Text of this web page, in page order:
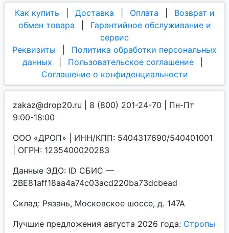
Как купить Доставка Оплата
Возврат и
обмен товара
Гарантийное обслуживание и
сервис
Реквизиты
Политика обработки персональных
данных
Пользовательское соглашение
Соглашение о конфиденциальности
zakaz@drop20.ru | 8 (800) 201-24-70 | Пн-Пт
9:00-18:00
ООО «ДРОП» | ИНН/КПП: 5404317690/540401001
| ОГРН: 1235400020283
Данные ЭДО: ID СБИС —
2BE81aff18aa4a74c03acd220ba73dcbead
Склад: Рязань, Московское шоссе, д. 147А
Лучшие предложения августа 2026 года: Стропы